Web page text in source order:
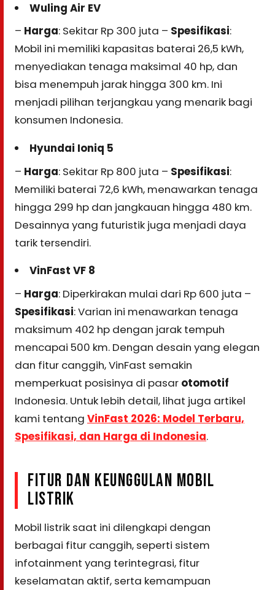
Wuling Air EV
– Harga: Sekitar Rp 300 juta – Spesifikasi:
Mobil ini memiliki kapasitas baterai 26,5 kWh,
menyediakan tenaga maksimal 40 hp, dan
bisa menempuh jarak hingga 300 km. Ini
menjadi pilihan terjangkau yang menarik bagi
konsumen Indonesia.
Hyundai Ioniq 5
– Harga: Sekitar Rp 800 juta – Spesifikasi:
Memiliki baterai 72,6 kWh, menawarkan tenaga
hingga 299 hp dan jangkauan hingga 480 km.
Desainnya yang futuristik juga menjadi daya
tarik tersendiri.
VinFast VF 8
– Harga: Diperkirakan mulai dari Rp 600 juta –
Spesifikasi: Varian ini menawarkan tenaga
maksimum 402 hp dengan jarak tempuh
mencapai 500 km. Dengan desain yang elegan
dan fitur canggih, VinFast semakin
memperkuat posisinya di pasar otomotif
Indonesia. Untuk lebih detail, lihat juga artikel
kami tentang VinFast 2026: Model Terbaru,
Spesifikasi, dan Harga di Indonesia.
FITUR DAN KEUNGGULAN MOBIL
LISTRIK
Mobil listrik saat ini dilengkapi dengan
berbagai fitur canggih, seperti sistem
infotainment yang terintegrasi, fitur
keselamatan aktif, serta kemampuan